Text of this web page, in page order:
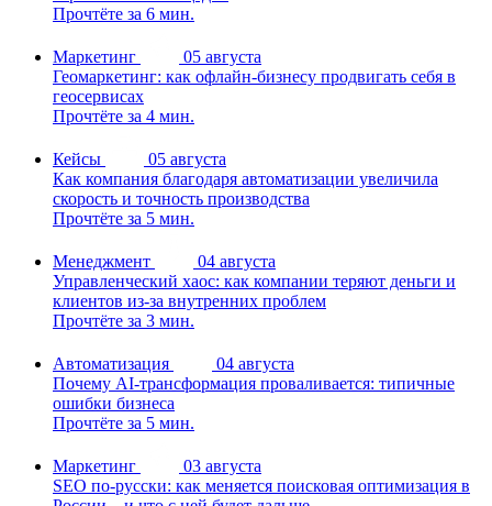
Прочтёте за 6 мин.
Маркетинг
05 августа
Геомаркетинг: как офлайн-бизнесу продвигать себя в
геосервисах
Прочтёте за 4 мин.
Кейсы
05 августа
Как компания благодаря автоматизации увеличила
скорость и точность производства
Прочтёте за 5 мин.
Менеджмент
04 августа
Управленческий хаос: как компании теряют деньги и
клиентов из-за внутренних проблем
Прочтёте за 3 мин.
Автоматизация
04 августа
Почему AI-трансформация проваливается: типичные
ошибки бизнеса
Прочтёте за 5 мин.
Маркетинг
03 августа
SEO по-русски: как меняется поисковая оптимизация в